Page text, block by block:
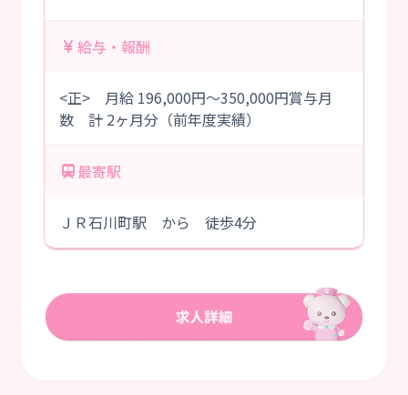
給与・報酬
<正> 月給 196,000円～350,000円賞与月
数 計 2ヶ月分（前年度実績）
最寄駅
ＪＲ石川町駅 から 徒歩4分